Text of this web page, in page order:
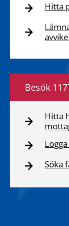
Hitta
Besök
Hitta
Söka